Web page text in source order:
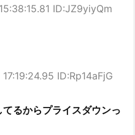
ID:JZ9yiyQm
ID:Rp14aFjG
るからプライスダウンっ